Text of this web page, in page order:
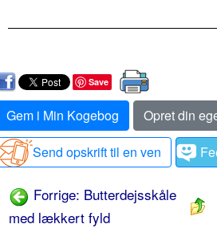
Save
Gem i Min Kogebog
Opret din
Send opskrift til en ven
Forrige: Butterdejsskåle
med lækkert fyld